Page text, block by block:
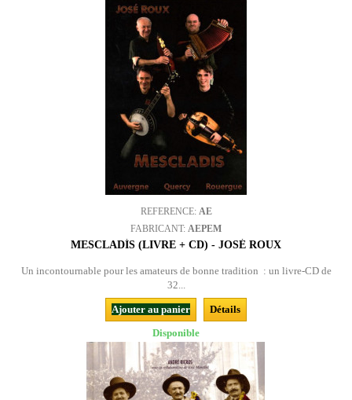
REFERENCE: AE
FABRICANT: AEPEM
MESCLADÍS (LIVRE + CD) - JOSÉ ROUX
Un incontournable pour les amateurs de bonne tradition : un livre-CD de
32...
Ajouter au panier
Détails
Disponible